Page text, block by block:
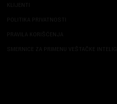
KLIJENTI
POLITIKA PRIVATNOSTI
PRAVILA KORIŠĆENJA
SMERNICE ZA PRIMENU VEŠTAČKE